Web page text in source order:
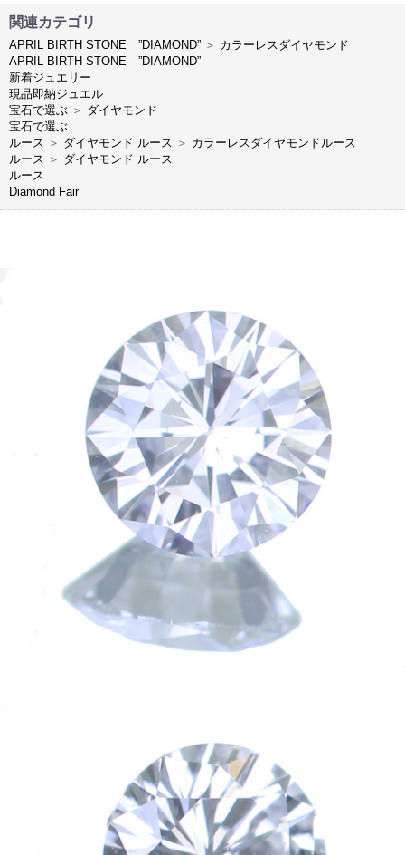
関連カテゴリ
APRIL BIRTH STONE ”DIAMOND” ＞ カラーレスダイヤモンド
APRIL BIRTH STONE ”DIAMOND”
新着ジュエリー
現品即納ジュエル
宝石で選ぶ ＞ ダイヤモンド
宝石で選ぶ
ルース ＞ ダイヤモンド ルース ＞ カラーレスダイヤモンドルース
ルース ＞ ダイヤモンド ルース
ルース
Diamond Fair